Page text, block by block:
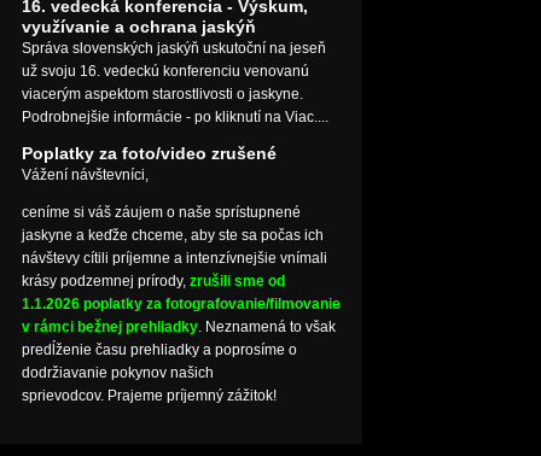
16. vedecká konferencia - Výskum,
využívanie a ochrana jaskýň
Správa slovenských jaskýň uskutoční na jeseň
už svoju 16. vedeckú konferenciu venovanú
viacerým aspektom starostlivosti o jaskyne.
Podrobnejšie informácie - po kliknutí na Viac....
Poplatky za foto/video zrušené
Vážení návštevníci,
ceníme si váš záujem o naše sprístupnené
jaskyne a keďže chceme, aby ste sa počas ich
návštevy cítili príjemne a intenzívnejšie vnímali
krásy podzemnej prírody, zrušili sme od
1.1.2026 poplatky za fotografovanie/filmovanie
v rámci bežnej prehliadky. Neznamená to však
predĺženie času prehliadky a poprosíme o
dodržiavanie pokynov našich
sprievodcov. Prajeme príjemný zážitok!